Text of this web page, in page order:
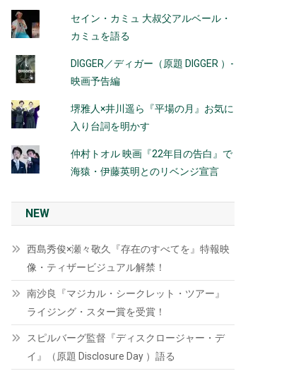
セイン・カミュ 大叔父アルベール・
カミュを語る
DIGGER／ディガー（原題 DIGGER ）-
映画予告編
堺雅人×井川遥ら『平場の月』お気に
入り台詞を明かす
仲村トオル 映画『22年目の告白』で
海猿・伊藤英明とのリベンジ宣言
NEW
西島秀俊×瀬々敬久『存在のすべてを』特報映
像・ティザービジュアル解禁！
南沙良『マジカル・シークレット・ツアー』
ライジング・スター賞を受賞！
スピルバーグ監督『ディスクロージャー・デ
イ』（原題 Disclosure Day ）語る